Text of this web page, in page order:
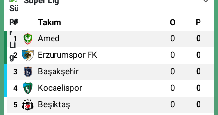
# Takım O P
1 Amed 0 0
2 Erzurumspor FK 0 0
3 Başakşehir 0 0
4 Kocaelispor 0 0
5 Beşiktaş 0 0